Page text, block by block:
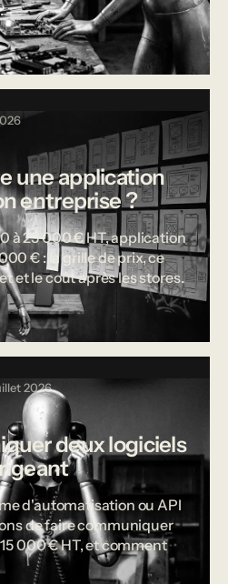
une application
entreprise ?
à 25 000 € HT, application
€ : la grille de prix, ce
et le coût après les stores.
2026
deux logiciels
d'automatisation ou API
de faire communiquer
000 € HT, et comment